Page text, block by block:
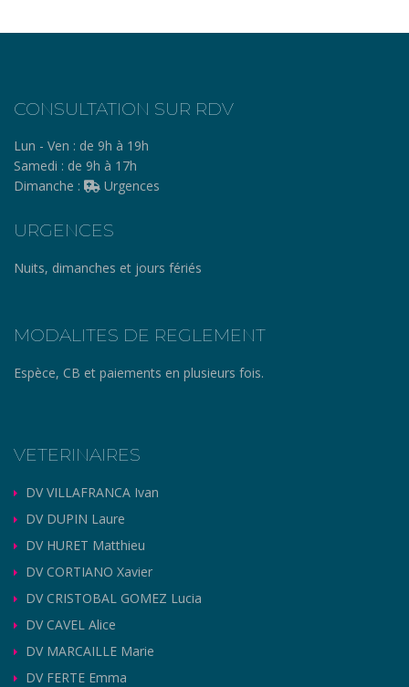
CONSULTATION SUR RDV
Lun - Ven : de 9h à 19h
Samedi : de 9h à 17h
Dimanche :
Urgences
URGENCES
Nuits, dimanches et jours fériés
MODALITES DE REGLEMENT
Espèce, CB et paiements en plusieurs fois.
VETERINAIRES
DV VILLAFRANCA Ivan
DV DUPIN Laure
DV HURET Matthieu
DV CORTIANO Xavier
DV CRISTOBAL GOMEZ Lucia
DV CAVEL Alice
DV MARCAILLE Marie
DV FERTE Emma